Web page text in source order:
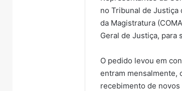
no Tribunal de Justiça
da Magistratura
Geral de Justiça, para
O pedido levou em
entram mensalmente,
recebimento de